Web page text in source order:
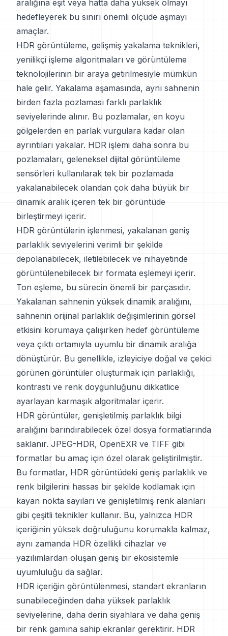
aralığına eşit veya hatta daha yüksek olmayı
hedefleyerek bu sınırı önemli ölçüde aşmayı
amaçlar.
HDR görüntüleme, gelişmiş yakalama teknikleri,
yenilikçi işleme algoritmaları ve görüntüleme
teknolojilerinin bir araya getirilmesiyle mümkün
hale gelir. Yakalama aşamasında, aynı sahnenin
birden fazla pozlaması farklı parlaklık
seviyelerinde alınır. Bu pozlamalar, en koyu
gölgelerden en parlak vurgulara kadar olan
ayrıntıları yakalar. HDR işlemi daha sonra bu
pozlamaları, geleneksel dijital görüntüleme
sensörleri kullanılarak tek bir pozlamada
yakalanabilecek olandan çok daha büyük bir
dinamik aralık içeren tek bir görüntüde
birleştirmeyi içerir.
HDR görüntülerin işlenmesi, yakalanan geniş
parlaklık seviyelerini verimli bir şekilde
depolanabilecek, iletilebilecek ve nihayetinde
görüntülenebilecek bir formata eşlemeyi içerir.
Ton eşleme, bu sürecin önemli bir parçasıdır.
Yakalanan sahnenin yüksek dinamik aralığını,
sahnenin orijinal parlaklık değişimlerinin görsel
etkisini korumaya çalışırken hedef görüntüleme
veya çıktı ortamıyla uyumlu bir dinamik aralığa
dönüştürür. Bu genellikle, izleyiciye doğal ve çekici
görünen görüntüler oluşturmak için parlaklığı,
kontrastı ve renk doygunluğunu dikkatlice
ayarlayan karmaşık algoritmalar içerir.
HDR görüntüler, genişletilmiş parlaklık bilgi
aralığını barındırabilecek özel dosya formatlarında
saklanır. JPEG-HDR, OpenEXR ve TIFF gibi
formatlar bu amaç için özel olarak geliştirilmiştir.
Bu formatlar, HDR görüntüdeki geniş parlaklık ve
renk bilgilerini hassas bir şekilde kodlamak için
kayan nokta sayıları ve genişletilmiş renk alanları
gibi çeşitli teknikler kullanır. Bu, yalnızca HDR
içeriğinin yüksek doğruluğunu korumakla kalmaz,
aynı zamanda HDR özellikli cihazlar ve
yazılımlardan oluşan geniş bir ekosistemle
uyumluluğu da sağlar.
HDR içeriğin görüntülenmesi, standart ekranların
sunabileceğinden daha yüksek parlaklık
seviyelerine, daha derin siyahlara ve daha geniş
bir renk gamına sahip ekranlar gerektirir. HDR